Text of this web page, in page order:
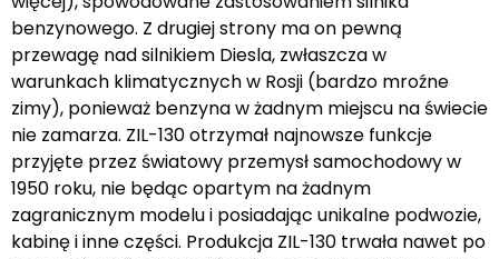
benzynowego. Z drugiej strony ma on pewną
przewagę nad silnikiem Diesla, zwłaszcza w
warunkach klimatycznych w Rosji (bardzo mroźne
zimy), ponieważ benzyna w żadnym miejscu na świecie
nie zamarza. ZIL-130 otrzymał najnowsze funkcje
przyjęte przez światowy przemysł samochodowy w
1950 roku, nie będąc opartym na żadnym
zagranicznym modelu i posiadając unikalne podwozie,
kabinę i inne części. Produkcja ZIL-130 trwała nawet po